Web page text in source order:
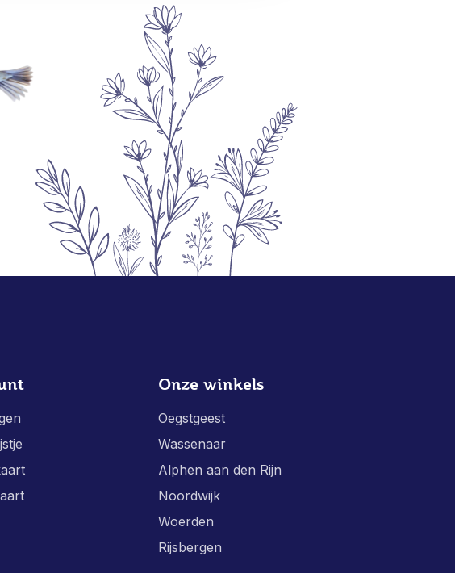
Onze winkels
Oegstgeest
Wassenaar
Alphen aan den Rijn
Noordwijk
Woerden
Rijsbergen